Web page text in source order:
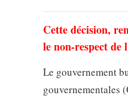
Cette décision,
le non-respect de
Le gouvernement
gouvernementales